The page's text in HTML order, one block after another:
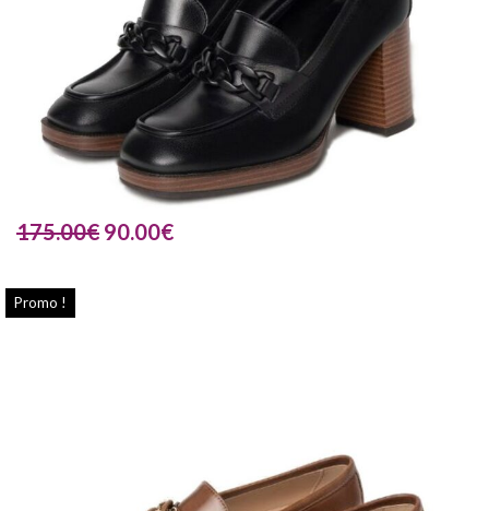
175.00€ 90.00€
Promo !